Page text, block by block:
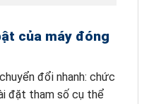
của máy đóng
đổi nhanh: chức
đặt tham số cụ thể